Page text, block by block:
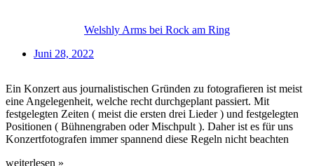
Welshly Arms bei Rock am Ring
Juni 28, 2022
Ein Konzert aus journalistischen Gründen zu fotografieren ist meist
eine Angelegenheit, welche recht durchgeplant passiert. Mit
festgelegten Zeiten ( meist die ersten drei Lieder ) und festgelegten
Positionen ( Bühnengraben oder Mischpult ). Daher ist es für uns
Konzertfotografen immer spannend diese Regeln nicht beachten
weiterlesen »